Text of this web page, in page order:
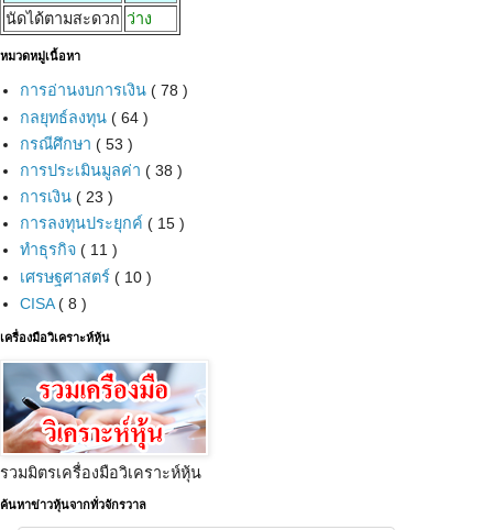
นัดได้ตามสะดวก ว่าง
หมวดหมู่เนื้อหา
การอ่านงบการเงิน ( 78 )
กลยุทธ์ลงทุน ( 64 )
กรณีศึกษา ( 53 )
การประเมินมูลค่า ( 38 )
การเงิน ( 23 )
การลงทุนประยุกค์ ( 15 )
ทำธุรกิจ ( 11 )
เศรษฐศาสตร์ ( 10 )
CISA( 8 )
เครื่องมือวิเคราะห์หุ้น
รวมมิตรเครื่องมือวิเคราะห์หุ้น
ค้นหาข่าวหุ้นจากทั่วจักรวาล